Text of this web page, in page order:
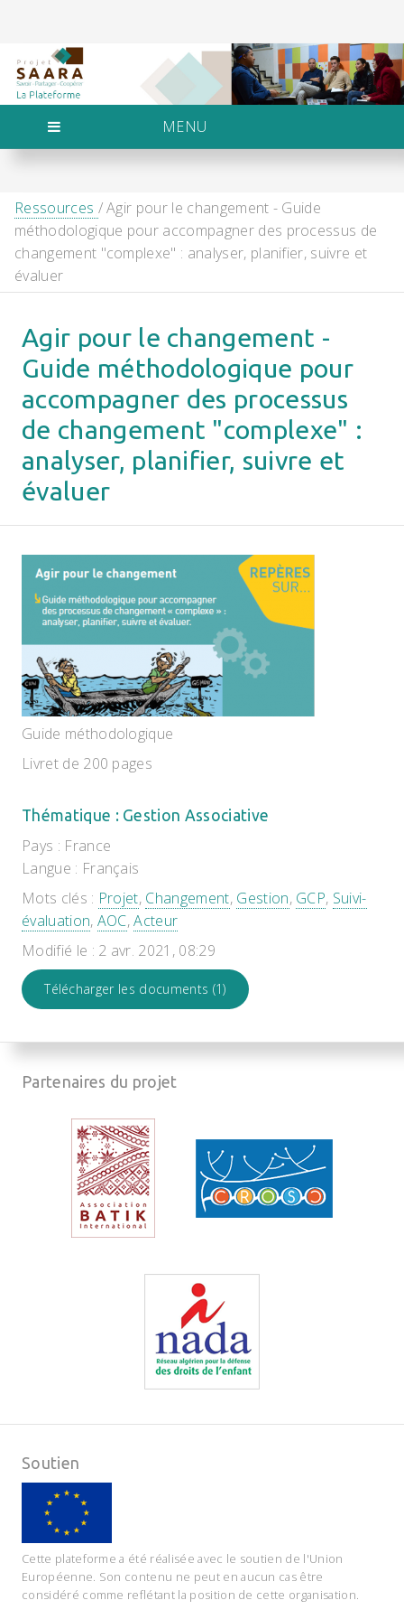
MENU
Ressources / Agir pour le changement - Guide
méthodologique pour accompagner des processus de
changement "complexe" : analyser, planifier, suivre et
évaluer
Agir pour le changement -
Guide méthodologique pour
accompagner des processus
de changement "complexe" :
analyser, planifier, suivre et
évaluer
Guide méthodologique
Livret de 200 pages
Thématique : Gestion Associative
Pays : France
Langue : Français
Mots clés : Projet, Changement, Gestion, GCP, Suivi-
évaluation, AOC,Acteur
Modifié le : 2 avr. 2021, 08:29
Télécharger les documents (1)
Partenaires du projet
Soutien
Cette plateforme a été réalisée avec le soutien de l'Union
Européenne. Son contenu ne peut en aucun cas être
considéré comme reflétant la position de cette organisation.